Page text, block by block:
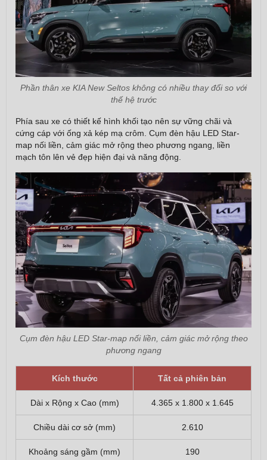
Phần thân xe KIA New Seltos không có nhiều thay đổi so với
thế hệ trước
Phía sau xe có thiết kế hình khối tạo nên sự vững chãi và
cứng cáp với ống xả kép mạ crôm. Cụm đèn hậu LED Star-
map nối liền, cảm giác mở rộng theo phương ngang, liền
mạch tôn lên vẻ đẹp hiện đại và năng động.
Cụm đèn hậu LED Star-map nối liền, cảm giác mở rộng theo
phương ngang
Kích thước Tất cả phiên bản
Dài x Rộng x Cao (mm) 4.365 x 1.800 x 1.645
Chiều dài cơ sở (mm) 2.610
Khoảng sáng gầm (mm) 190